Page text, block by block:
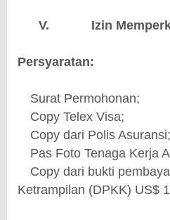
V. Izin
Persyaratan:
Surat Permohonan;
Copy Telex Visa;
Copy dari Polis Asuransi;
Pas Foto Tenaga Kerja
Copy dari bukti
Ketrampilan (DPKK) US$